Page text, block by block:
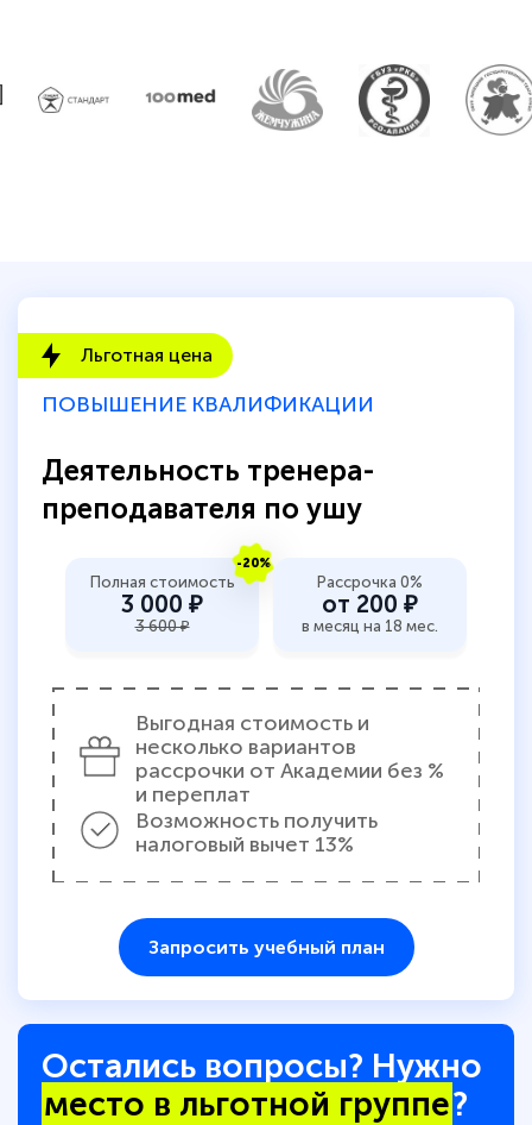
Льготная цена
ПОВЫШЕНИЕ КВАЛИФИКАЦИИ
Деятельность тренера-
преподавателя по ушу
-20%
Полная стоимость
3 000 ₽
3 600 ₽
Рассрочка 0%
от 200 ₽
в месяц на 18 мес.
Выгодная стоимость и
несколько вариантов
рассрочки от Академии без %
и переплат
Возможность получить
налоговый вычет 13%
Запросить учебный план
Остались вопросы? Нужно
место в льготной группе?